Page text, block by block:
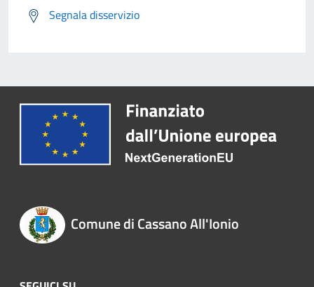
Segnala disservizio
Comune di Cassano All'Ionio